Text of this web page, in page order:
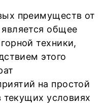
преимуществ от
общее
техники,
этого
на простой
текущих условиях